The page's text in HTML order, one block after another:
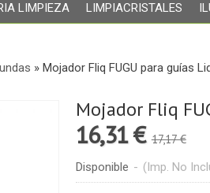
LIMPIEZA LIMPIACRISTALES
» Mojador Fliq FUGU para guías
Mojador Fliq
16,31 € 17,17 €
Disponible - (Imp. No